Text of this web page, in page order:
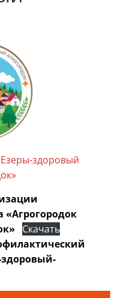
здоровый
«Агрогородок
Скачать
здоровый-